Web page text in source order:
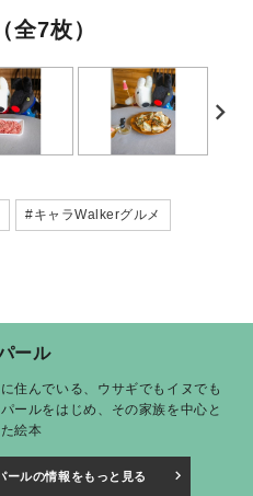
（全7枚）
#キャラWalkerグルメ
ール
住んでいる、ウサギでもイヌでも
ールをはじめ、その家族を中心と
絵本
ールの情報をもっと見る